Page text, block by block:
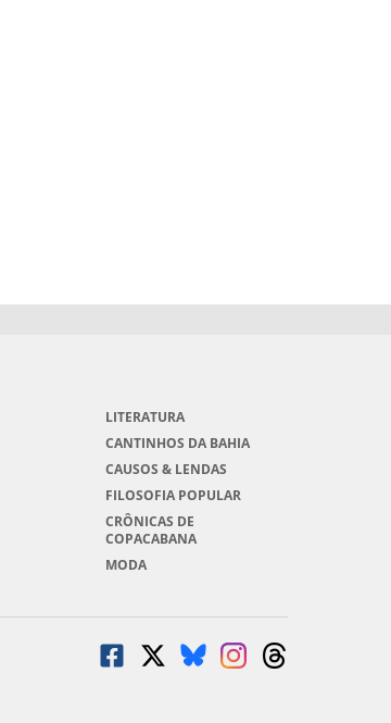
LITERATURA
CANTINHOS DA BAHIA
CAUSOS & LENDAS
FILOSOFIA POPULAR
CRÔNICAS DE
COPACABANA
MODA